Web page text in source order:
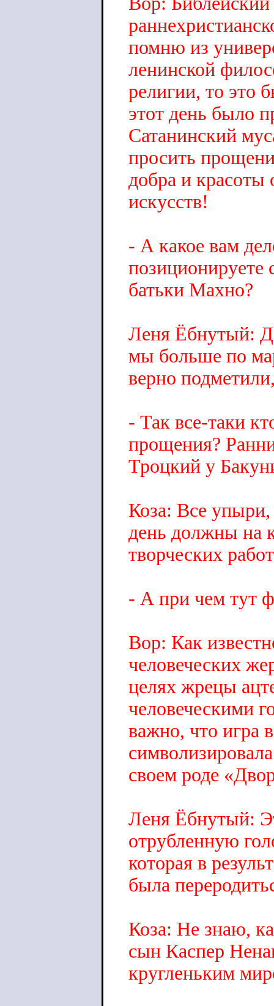
помню из
ленинской
религии, то это
этот день было
Сатанинский
просить
добра и
искусств!
- А какое вам
позиционируете
батьки Махно?
Леня Ёбнутый:
мы больше по
верно
- Так все-таки
прощения?
Троцкий у
Коза: Все
день должны на
творческих
- А при чем тут
Вор: Как
человеческих
целях жрецы
человеческими
важно, что игра
своем роде
Леня Ёбнутый:
отрубленную
которая в
была
Коза: Не знаю,
сын Каспер
кругленьким